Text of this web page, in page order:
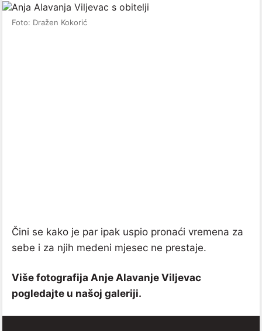
Foto: Dražen Kokorić
Čini se kako je par ipak uspio pronaći vremena za
sebe i za njih medeni mjesec ne prestaje.
Više fotografija Anje Alavanje Viljevac
pogledajte u našoj galeriji.